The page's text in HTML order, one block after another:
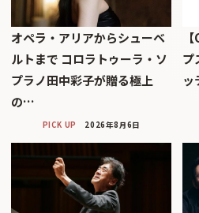
オペラ・アリアからシューベ
ルトまで コロラトゥーラ・ソ
プラノ田中彩子が贈る極上
の…
PICK UP 2026年8月6日
プ
ッ